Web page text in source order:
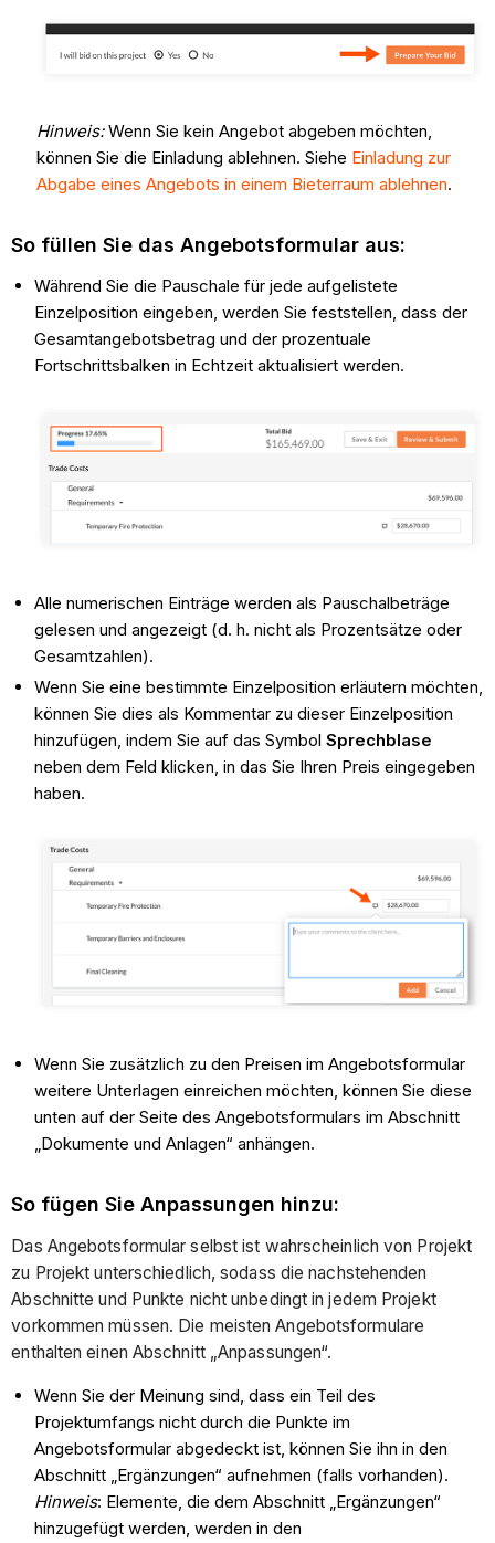
Hinweis:Wenn Sie kein Angebot abgeben möchten,
können Sie die Einladung ablehnen. Siehe Einladung zur
Abgabe eines Angebots in einem Bieterraum ablehnen.
So füllen Sie das Angebotsformular aus:
Während Sie die Pauschale für jede aufgelistete
Einzelposition eingeben, werden Sie feststellen, dass der
Gesamtangebotsbetrag und der prozentuale
Fortschrittsbalken in Echtzeit aktualisiert werden.
Alle numerischen Einträge werden als Pauschalbeträge
gelesen und angezeigt (d. h. nicht als Prozentsätze oder
Gesamtzahlen).
Wenn Sie eine bestimmte Einzelposition erläutern möchten,
können Sie dies als Kommentar zu dieser Einzelposition
hinzufügen, indem Sie auf das SymbolSprechblase
neben dem Feld klicken, in das Sie Ihren Preis eingegeben
haben.
Wenn Sie zusätzlich zu den Preisen im Angebotsformular
weitere Unterlagen einreichen möchten, können Sie diese
unten auf der Seite des Angebotsformulars im Abschnitt
„Dokumente und Anlagen“ anhängen.
So fügen Sie Anpassungen hinzu:
Das Angebotsformular selbst ist wahrscheinlich von Projekt
zu Projekt unterschiedlich, sodass die nachstehenden
Abschnitte und Punkte nicht unbedingt in jedem Projekt
vorkommen müssen. Die meisten Angebotsformulare
enthalten einen Abschnitt „Anpassungen“.
Wenn Sie der Meinung sind, dass ein Teil des
Projektumfangs nicht durch die Punkte im
Angebotsformular abgedeckt ist, können Sie ihn in den
Abschnitt „Ergänzungen“ aufnehmen (falls vorhanden).
Hinweis: Elemente, die dem Abschnitt „Ergänzungen“
hinzugefügt werden, werden in den